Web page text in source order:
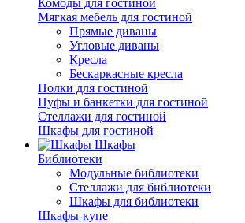
Комоды для гостиной
Мягкая мебель для гостиной
Прямые диваны
Угловые диваны
Кресла
Бескаркасные кресла
Полки для гостиной
Пуфы и банкетки для гостиной
Стеллажи для гостиной
Шкафы для гостиной
Шкафы
Библиотеки
Модульные библиотеки
Стеллажи для библиотеки
Шкафы для библиотеки
Шкафы-купе